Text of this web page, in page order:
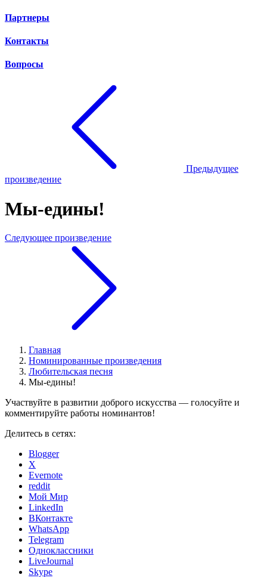
Партнеры
Контакты
Вопросы
Предыдущее
произведение
Мы-едины!
Следующее произведение
Главная
Номинированные произведения
Любительская песня
Мы-едины!
Участвуйте в развитии доброго искусства — голосуйте и
комментируйте работы номинантов!
Делитесь в сетях:
Blogger
X
Evernote
reddit
Мой Мир
LinkedIn
ВКонтакте
WhatsApp
Telegram
Одноклассники
LiveJournal
Skype